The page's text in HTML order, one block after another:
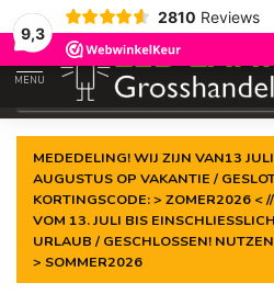
9,3
2810 Reviews
Garantiert derniedrigste Preis
MENU
MEDEDELING! WIJ ZIJN VAN13
AUGUSTUS OP VAKANTIE /
KORTINGSCODE: > ZOMER2026 <
VOM 13. JULI BIS
URLAUB / GESCHLOSSEN!
> SOMMER2026